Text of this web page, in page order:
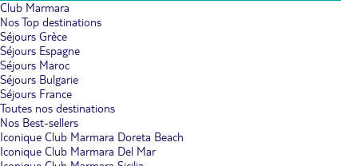
Club Marmara
Nos Top destinations
Séjours Grèce
Séjours Espagne
Séjours Maroc
Séjours Bulgarie
Séjours France
Toutes nos destinations
Nos Best-sellers
Iconique Club Marmara Doreta Beach
Iconique Club Marmara Del Mar